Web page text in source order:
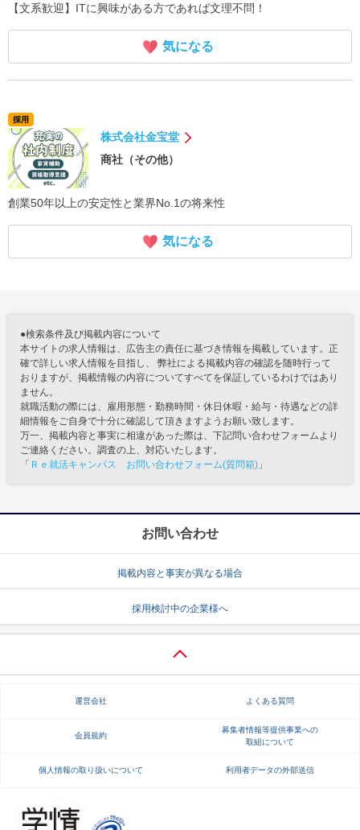
【文系歓迎】ITに興味がある方であれば文理不問！
気になる
採用
株式会社金宝堂
商社（その他）
創業50年以上の安定性と業界No.1の将来性
気になる
●検索条件及び掲載内容について
本サイトの求人情報は、広告主の責任に基づき情報を掲載しています。正
確で詳しい求人情報を目指し、 弊社による掲載内容の確認を随時行って
おりますが、掲載情報の内容についてすべてを保証しているわけではあり
ません。
就職活動の際には、雇用形態・勤務時間・休日休暇・給与・待遇などの詳
細情報をご自身で十分に確認して頂きますようお願い致します。
万一、掲載内容と事実に相違があった際は、下記問い合わせフォームより
ご連絡ください。調査の上、対応いたします。
「 Ｒｅ就活キャンパス お問い合わせフォーム(質問箱) 」
お問い合わせ
掲載内容と事実が異なる場合
採用検討中の企業様へ
運営会社 よくある質問
会員規約
募集者情報等提供事業への
取組について
個人情報の取り扱いについて 利用者データの外部送信